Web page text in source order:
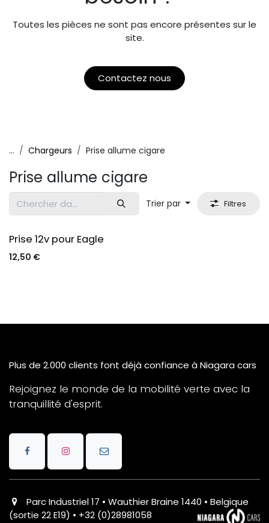
Toutes les pièces ne sont pas encore présentes sur le
site.
Contactez nous
... Chargeurs Prise allume cigare
Prise allume cigare
Trier par Filtres
Original
Prise 12v pour Eagle
12,50 €
Plus de 2.000 clients font déjà confiance à Niagara cars
Rejoignez le monde de la mobilité verte avec la
tranquillité d'esprit.
Parc Industriel 17 • Wauthier Braine 1440 • Belgique
(sortie 22 E19) • +32 (0)28981058